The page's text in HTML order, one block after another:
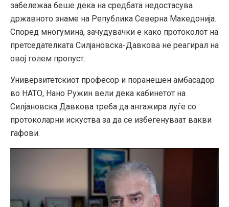
забележаа беше дека на средбата недостасува
државното знаме на Република Северна Македонија.
Според многумина, зачудувачки е како протоколот на
претседателката Силјановска-Давкова не реагирал на
овој голем пропуст.
Универзитетскиот професор и поранешен амбасадор
во НАТО, Нано Ружин вели дека кабинетот на
Силјановска Давкова треба да ангажира луѓе со
протоколарни искуства за да се избeгенуваaт вакви
гафови.